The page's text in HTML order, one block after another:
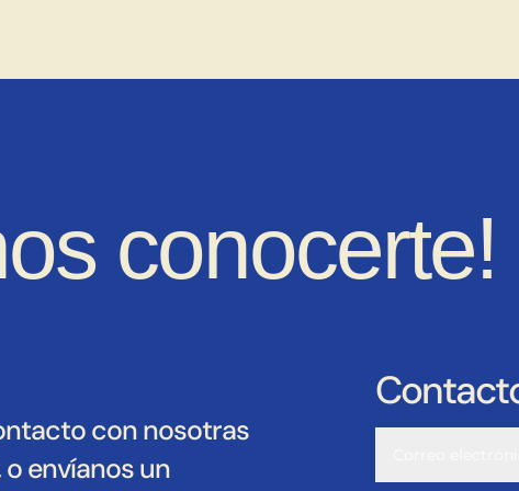
conocerte!
con nosotras
envíanos un